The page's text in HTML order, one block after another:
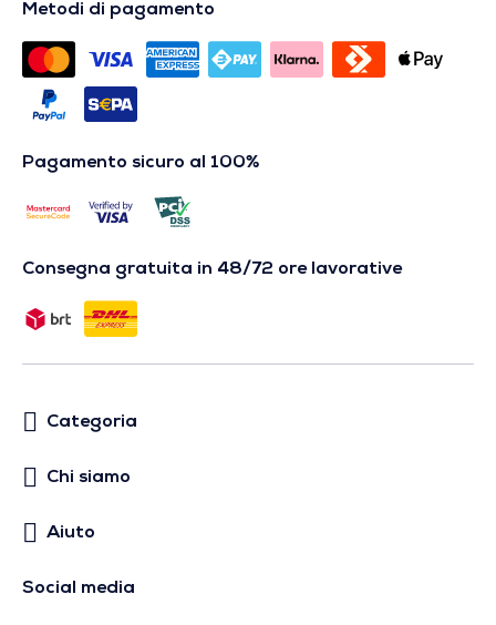
Metodi di pagamento
Pagamento sicuro al 100%
Consegna gratuita in 48/72 ore lavorative
Categoria
Chi siamo
Aiuto
Social media